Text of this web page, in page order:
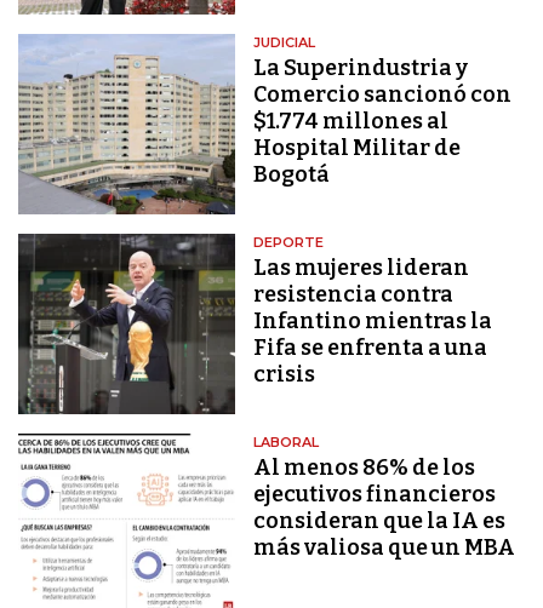
JUDICIAL
La Superindustria y
Comercio sancionó con
$1.774 millones al
Hospital Militar de
Bogotá
DEPORTE
Las mujeres lideran
resistencia contra
Infantino mientras la
Fifa se enfrenta a una
crisis
LABORAL
Al menos 86% de los
ejecutivos financieros
consideran que la IA es
más valiosa que un MBA